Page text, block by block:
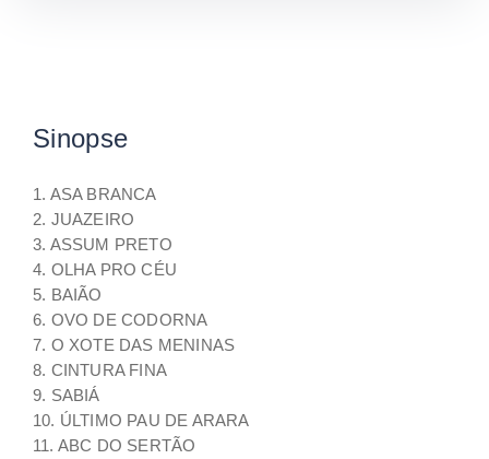
Sinopse
1. ASA BRANCA
2. JUAZEIRO
3. ASSUM PRETO
4. OLHA PRO CÉU
5. BAIÃO
6. OVO DE CODORNA
7. O XOTE DAS MENINAS
8. CINTURA FINA
9. SABIÁ
10. ÚLTIMO PAU DE ARARA
11. ABC DO SERTÃO